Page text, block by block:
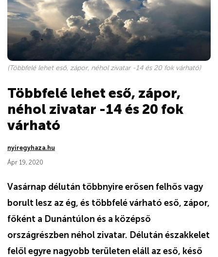
(Többfelé lehet eső, zápor, néhol zivatar -14 és 20 fok várható)
Többfelé lehet eső, zápor,
néhol zivatar -14 és 20 fok
várható
nyiregyhaza.hu
Ápr 19, 2020
Vasárnap délután többnyire erősen felhős vagy
borult lesz az ég, és többfelé várható eső, zápor,
főként a Dunántúlon és a középső
országrészben néhol zivatar. Délután északkelet
felől egyre nagyobb területen eláll az eső, késő